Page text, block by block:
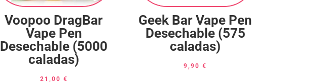
Voopoo DragBar
Vape Pen
Desechable (5000
caladas)
21,00 €
Geek Bar Vape Pen
Desechable (575
caladas)
9,90€